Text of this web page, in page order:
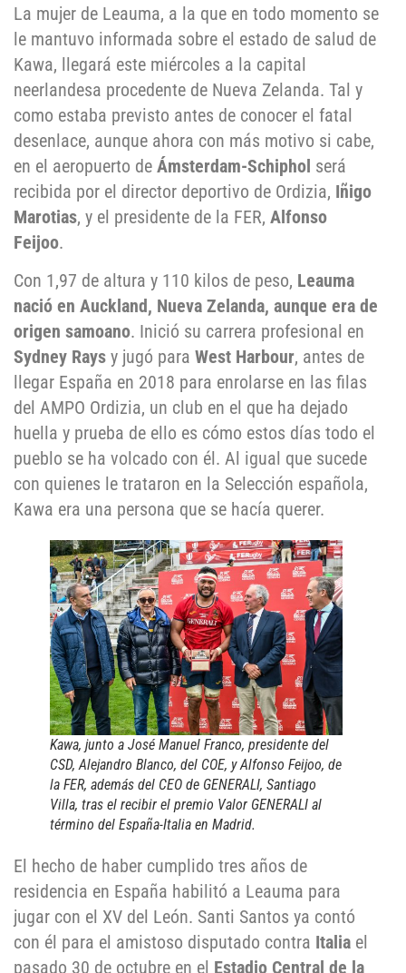
La mujer de Leauma, a la que en todo momento se
le mantuvo informada sobre el estado de salud de
Kawa, llegará este miércoles a la capital
neerlandesa procedente de Nueva Zelanda. Tal y
como estaba previsto antes de conocer el fatal
desenlace, aunque ahora con más motivo si cabe,
en el aeropuerto de Ámsterdam-Schiphol será
recibida por el director deportivo de Ordizia, Iñigo
Marotias, y el presidente de la FER, Alfonso
Feijoo.
Con 1,97 de altura y 110 kilos de peso, Leauma
nació en Auckland, Nueva Zelanda, aunque era de
origen samoano. Inició su carrera profesional en
Sydney Rays y jugó para West Harbour, antes de
llegar España en 2018 para enrolarse en las filas
del AMPO Ordizia, un club en el que ha dejado
huella y prueba de ello es cómo estos días todo el
pueblo se ha volcado con él. Al igual que sucede
con quienes le trataron en la Selección española,
Kawa era una persona que se hacía querer.
Kawa, junto a José Manuel Franco, presidente del
CSD, Alejandro Blanco, del COE, y Alfonso Feijoo, de
la FER, además del CEO de GENERALI, Santiago
Villa, tras el recibir el premio Valor GENERALI al
término del España-Italia en Madrid.
El hecho de haber cumplido tres años de
residencia en España habilitó a Leauma para
jugar con el XV del León. Santi Santos ya contó
con él para el amistoso disputado contra Italia el
pasado 30 de octubre en el Estadio Central de la